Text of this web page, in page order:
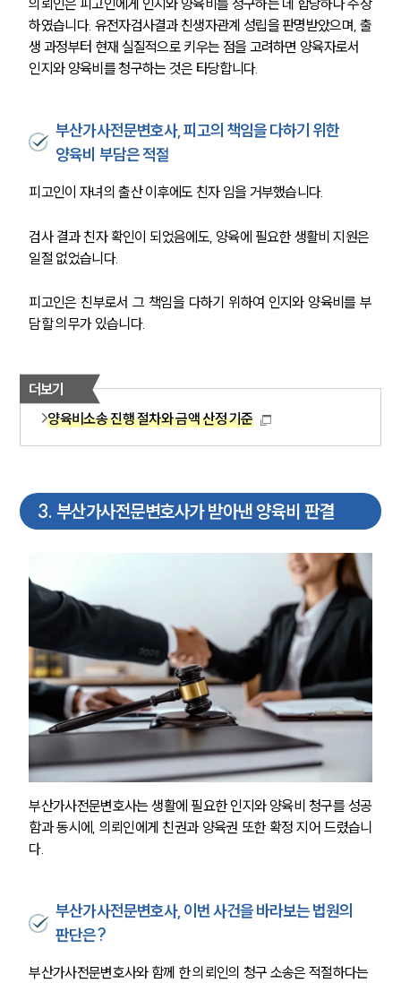
하였습니다. 유전자검사결과 친생자관계 성립을 판명받았으며, 출
생 과정부터 현재 실질적으로 키우는 점을 고려하면 양육자로서
인지와 양육비를 청구하는 것은 타당합니다.
부산가사전문변호사, 피고의 책임을 다하기 위한
양육비 부담은 적절
피고인이 자녀의 출산 이후에도 친자 임을 거부했습니다.
검사 결과 친자 확인이 되었음에도, 양육에 필요한 생활비 지원은
일절 없었습니다.
피고인은 친부로서 그 책임을 다하기 위하여 인지와 양육비를 부
담할 의무가 있습니다.
더보기
양육비소송 진행 절차와 금액 산정 기준
3. 부산가사전문변호사가 받아낸 양육비 판결
부산가사전문변호사는 생활에 필요한 인지와 양육비 청구를 성공
함과 동시에, 의뢰인에게 친권과 양육권 또한 확정 지어 드렸습니
다.
부산가사전문변호사, 이번 사건을 바라보는 법원의
판단은?
부산가사전문변호사와 함께 한 의뢰인의 청구 소송은 적절하다는